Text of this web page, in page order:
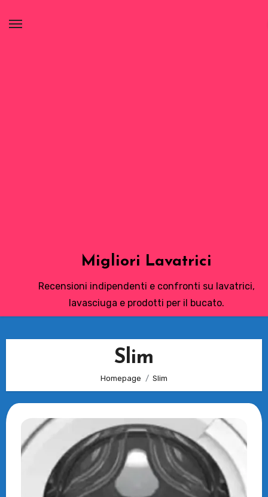
Migliori Lavatrici
Recensioni indipendenti e confronti su lavatrici,
lavasciuga e prodotti per il bucato.
Slim
Homepage Slim